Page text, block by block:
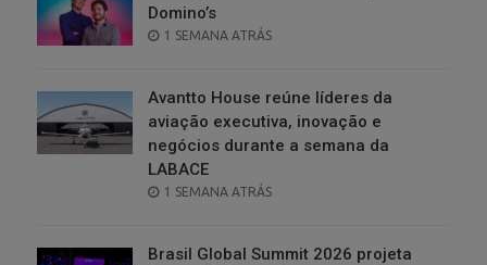
Domino’s
POSTED
1 SEMANA ATRÁS
Avantto House reúne líderes da
aviação executiva, inovação e
negócios durante a semana da
LABACE
POSTED
1 SEMANA ATRÁS
Brasil Global Summit 2026 projeta